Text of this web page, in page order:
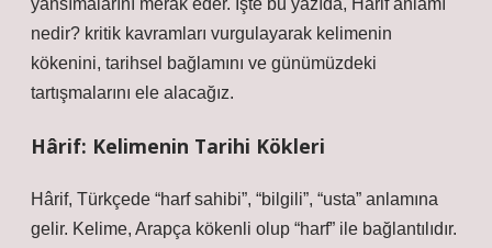
yansımalarını merak eder. İşte bu yazıda, Hârif anlamı
nedir? kritik kavramları vurgulayarak kelimenin
kökenini, tarihsel bağlamını ve günümüzdeki
tartışmalarını ele alacağız.
Hârif: Kelimenin Tarihi Kökleri
Hârif, Türkçede “harf sahibi”, “bilgili”, “usta” anlamına
gelir. Kelime, Arapça kökenli olup “harf” ile bağlantılıdır.